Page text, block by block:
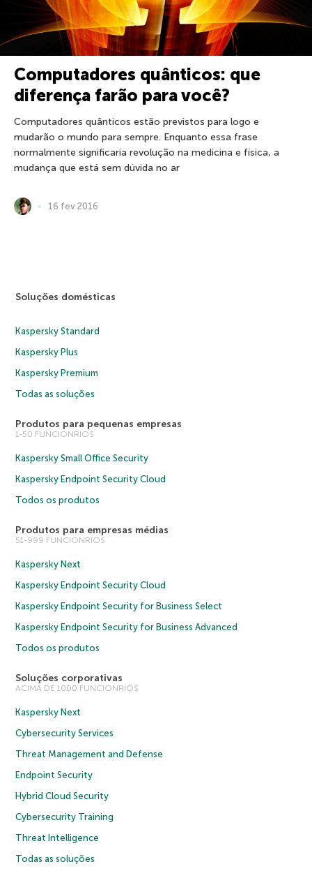
Computadores quânticos: que
diferença farão para você?
Computadores quânticos estão previstos para logo e
mudarão o mundo para sempre. Enquanto essa frase
normalmente significaria revolução na medicina e física, a
mudança que está sem dúvida no ar
16 fev 2016
Soluções domésticas
Kaspersky Standard
Kaspersky Plus
Kaspersky Premium
Todas as soluções
Produtos para pequenas empresas
1-50 FUNCIONRIOS
Kaspersky Small Office Security
Kaspersky Endpoint Security Cloud
Todos os produtos
Produtos para empresas médias
51-999 FUNCIONRIOS
Kaspersky Next
Kaspersky Endpoint Security Cloud
Kaspersky Endpoint Security for Business Select
Kaspersky Endpoint Security for Business Advanced
Todos os produtos
Soluções corporativas
ACIMA DE 1000 FUNCIONRIOS
Kaspersky Next
Cybersecurity Services
Threat Management and Defense
Endpoint Security
Hybrid Cloud Security
Cybersecurity Training
Threat Intelligence
Todas as soluções